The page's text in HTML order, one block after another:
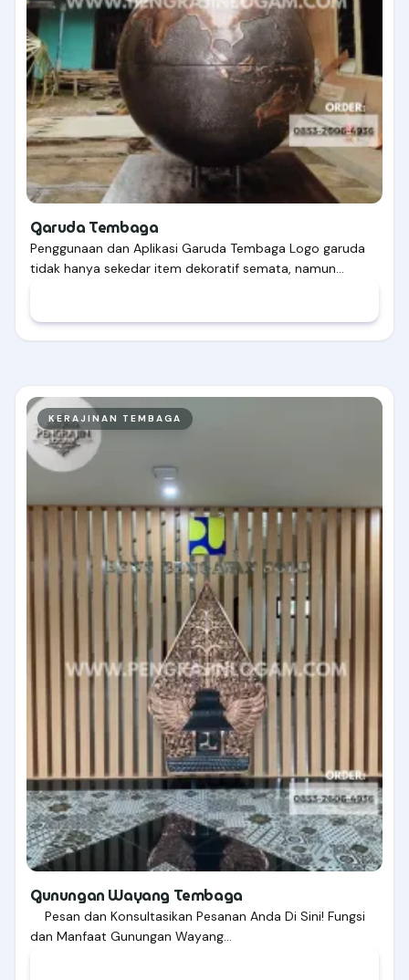
Garuda Tembaga
Penggunaan dan Aplikasi Garuda Tembaga Logo garuda
tidak hanya sekedar item dekoratif semata, namun…
KERAJINAN TEMBAGA
Gunungan Wayang Tembaga
Pesan dan Konsultasikan Pesanan Anda Di Sini! Fungsi
dan Manfaat Gunungan Wayang…